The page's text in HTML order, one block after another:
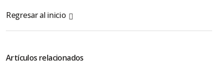
Regresar al inicio
Artículos relacionados